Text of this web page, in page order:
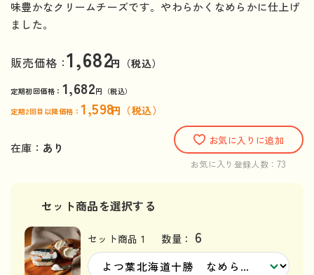
味豊かなクリームチーズです。やわらかくなめらかに仕上げ
ました。
販売価格：1,682円（税込）
定期初回価格： 1,682円（税込）
定期2回目以降価格： 1,598円（税込）
在庫： あり
お気に入りに追加
お気に入り登録人数： 73
セット商品を選択する
セット商品 1 数量： 6